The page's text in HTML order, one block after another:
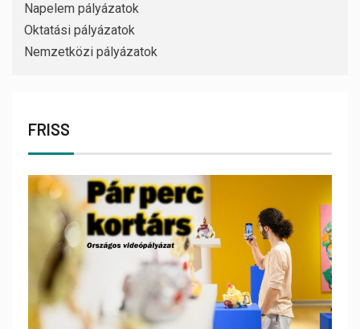
Napelem pályázatok
Oktatási pályázatok
Nemzetközi pályázatok
FRISS